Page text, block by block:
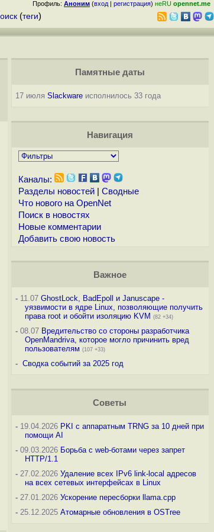
Профиль: Аноним (вход | регистрация) неRU opennet.me
(теги)
Памятные даты
17 июля Slackwareисполнилось 33 года
Навигация
Каналы:
Разделы новостей| Сводные
Что нового на OpenNet
Поиск в новостях
Новые комментарии
Добавить свою новость
Важное
-11.07 GhostLock, BadEpoll и Januscape -
уязвимости в ядре Linux, позволяющие получить
права root и обойти изоляцию KVM (82 +34)
-08.07 Вредительство со стороны разработчика
OpenMandriva, которое могло причинить вред
пользователям (107 +33)
- Сводка событий за 2025 год
Советы
-19.04.2026 PKI с аппаратным TRNG за 10 дней при
помощи AI
-09.03.2026 Борьба с web-ботами через запрет
HTTP/1.1
-27.02.2026 Удаление всех IPv6 link-local адресов
на всех сетевых интерфейсах в Linux
-27.01.2026 Ускорение пересборки llama.cpp
-25.12.2025 Атомарные обновления в OSTree